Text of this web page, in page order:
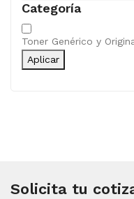
Categoría
Categoría
Toner Genérico y
Aplicar
Solicita tu